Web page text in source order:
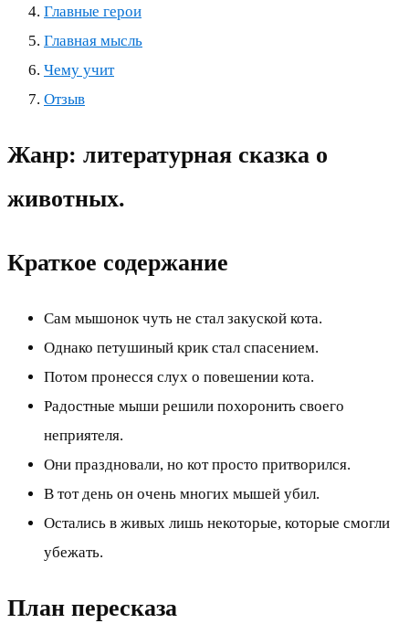
Главные герои
Главная мысль
Чему учит
Отзыв
Жанр: литературная сказка о
животных.
Краткое содержание
Сам мышонок чуть не стал закуской кота.
Однако петушиный крик стал спасением.
Потом пронесся слух о повешении кота.
Радостные мыши решили похоронить своего
неприятеля.
Они праздновали, но кот просто притворился.
В тот день он очень многих мышей убил.
Остались в живых лишь некоторые, которые смогли
убежать.
План пересказа